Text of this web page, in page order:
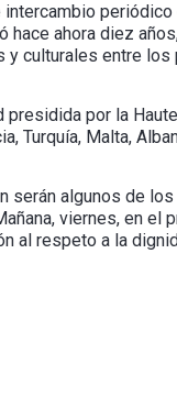
hace ahora diez
y culturales entre
por la
Turquía, Malta,
serán algunos de
viernes, en el
respeto a la